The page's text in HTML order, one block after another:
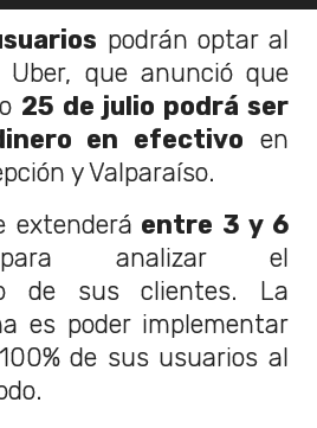
podrán optar al
Uber, que anunció que
25 de julio podrá ser
en efectivo en
y Valparaíso.
extenderá entre 3 y 6
analizar el
de sus clientes. La
es poder implementar
de sus usuarios al